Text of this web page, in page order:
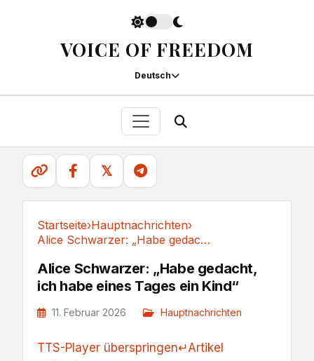
VOICE OF FREEDOM
Deutsch
𝕏
Startseite›Hauptnachrichten›
Alice Schwarzer: „Habe gedacht, ich habe eines...
Alice Schwarzer: „Habe gedacht,
ich habe eines Tages ein Kind“
11. Februar 2026 Hauptnachrichten
TTS-Player überspringen↵Artikel